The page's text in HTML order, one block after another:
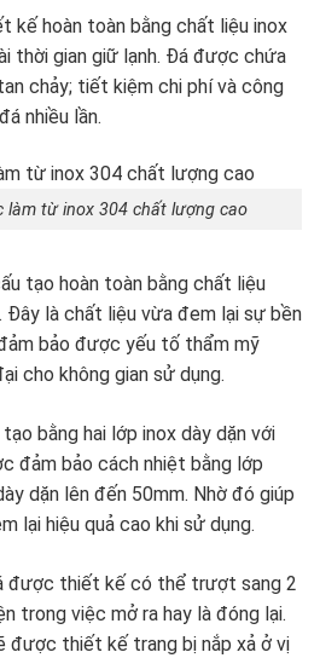
kế hoàn toàn bằng chất liệu inox
thời gian giữ lạnh. Đá được chứa
chảy; tiết kiệm chi phí và công
nhiều lần.
làm từ inox 304 chất lượng cao
tạo hoàn toàn bằng chất liệu
Đây là chất liệu vừa đem lại sự bền
bảo được yếu tố thẩm mỹ
cho không gian sử dụng.
bằng hai lớp inox dày dặn với
đảm bảo cách nhiệt bằng lớp
dặn lên đến 50mm. Nhờ đó giúp
lại hiệu quả cao khi sử dụng.
được thiết kế có thể trượt sang 2
trong việc mở ra hay là đóng lại.
được thiết kế trang bị nắp xả ở vị